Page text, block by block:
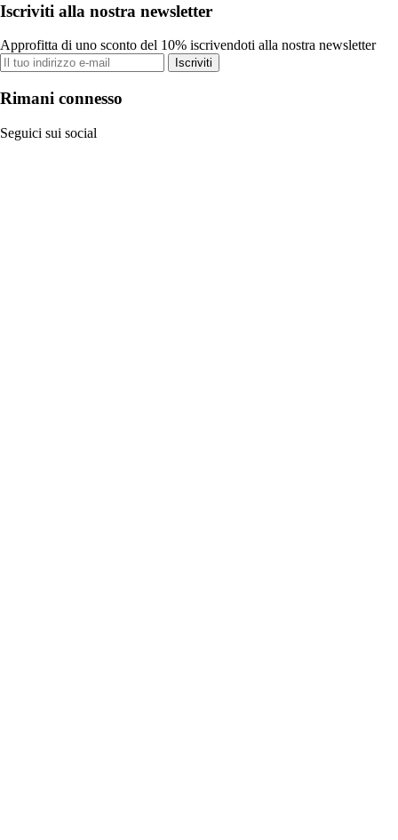
Iscriviti alla nostra newsletter
Approfitta di uno sconto del 10% iscrivendoti alla nostra newsletter
Iscriviti
Rimani connesso
Seguici sui social